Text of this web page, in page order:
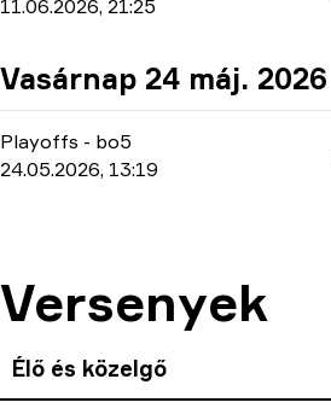
11.06.2026, 21:25
Vasárnap 24 máj. 2026
Playoffs - bo5
24.05.2026, 13:19
Versenyek
Élő és közelgő